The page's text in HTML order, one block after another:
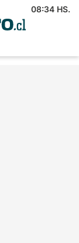
08:34 HS.